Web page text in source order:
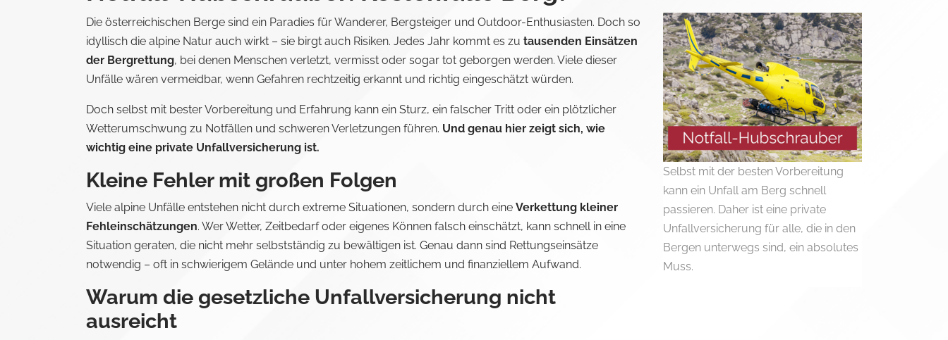
Selbst mit der besten Vorbereitung
kann ein Unfall am Berg schnell
passieren. Daher ist eine private
Unfallversicherung für alle, die in den
Bergen unterwegs sind, ein absolutes
Muss.
Die österreichischen Berge sind ein Paradies für Wanderer, Bergsteiger und Outdoor-Enthusiasten. Doch so
idyllisch die alpine Natur auch wirkt – sie birgt auch Risiken. Jedes Jahr kommt es zu tausenden Einsätzen
der Bergrettung, bei denen Menschen verletzt, vermisst oder sogar tot geborgen werden. Viele dieser
Unfälle wären vermeidbar, wenn Gefahren rechtzeitig erkannt und richtig eingeschätzt würden.
Doch selbst mit bester Vorbereitung und Erfahrung kann ein Sturz, ein falscher Tritt oder ein plötzlicher
Wetterumschwung zu Notfällen und schweren Verletzungen führen. Und genau hier zeigt sich, wie
wichtig eine private Unfallversicherung ist.
Kleine Fehler mit großen Folgen
Viele alpine Unfälle entstehen nicht durch extreme Situationen, sondern durch eine Verkettung kleiner
Fehleinschätzungen. Wer Wetter, Zeitbedarf oder eigenes Können falsch einschätzt, kann schnell in eine
Situation geraten, die nicht mehr selbstständig zu bewältigen ist. Genau dann sind Rettungseinsätze
notwendig – oft in schwierigem Gelände und unter hohem zeitlichem und finanziellem Aufwand.
Warum die gesetzliche Unfallversicherung nicht
ausreicht